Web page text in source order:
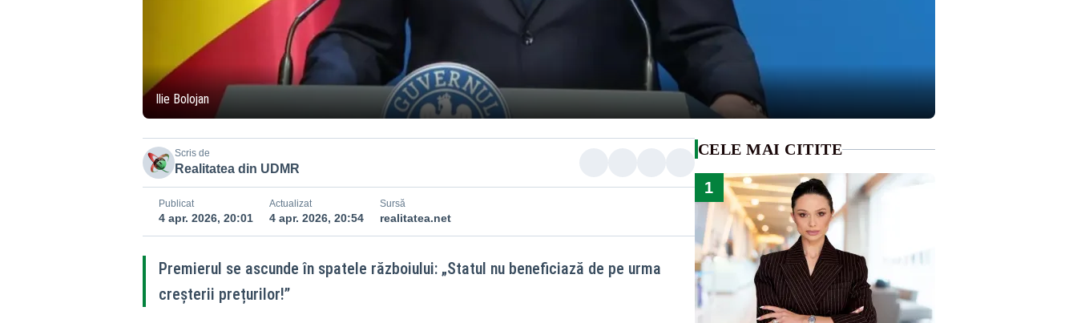
Ilie Bolojan
Scris de
Realitatea din UDMR
Publicat
4 apr. 2026, 20:01
Actualizat
4 apr. 2026, 20:54
Sursă
realitatea.net
Premierul se ascunde în spatele războiului: „Statul nu beneficiază de pe urma
creșterii prețurilor!”
CELE MAI CITITE
1